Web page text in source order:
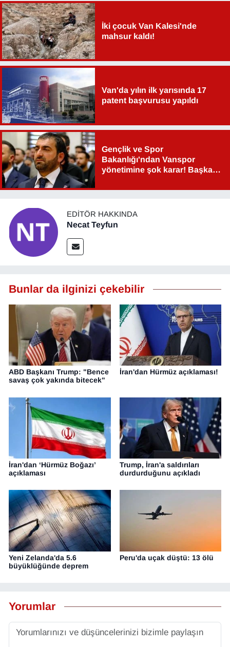
İki çocuk Van Kalesi'nde
mahsur kaldı!
Van'da yılın ilk yarısında 17
patent başvurusu yapıldı
Gençlik ve Spor
Bakanlığı'ndan Vanspor
yönetimine şok karar! Başkan
EDITÖR HAKKINDA
Necat Teyfun
Bunlar da ilginizi çekebilir
ABD Başkanı Trump: "Bence
savaş çok yakında bitecek"
İran'dan Hürmüz açıklaması!
İran'dan ‘Hürmüz Boğazı’
açıklaması
Trump, İran'a saldırıları
durdurduğunu açıkladı
Yeni Zelanda'da 5.6
büyüklüğünde deprem
Peru'da uçak düştü: 13 ölü
Yorumlar
SPOR
TEBRİK
TEKNOLOJİ
Turizm
VAN'DA SPOR
Vasıta
YAŞAM